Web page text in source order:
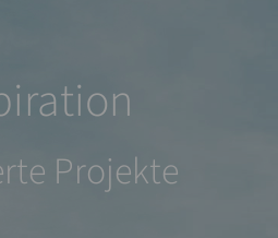
Projekte